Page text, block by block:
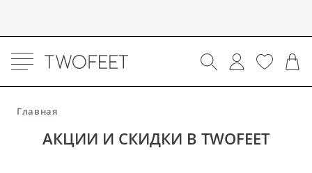
Главная
АКЦИИ И СКИДКИ В TWOFEET